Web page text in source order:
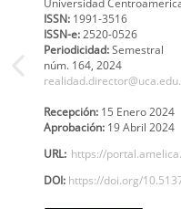
Universidad
ISSN: 1991-3516
ISSN-e:2520-0526
Periodicidad:Semestral
núm. 164, 2024
Recepción:
15 Enero 2024
Aprobación:
19 Abril 2024
URL: https://
DOI: https://doi.org/